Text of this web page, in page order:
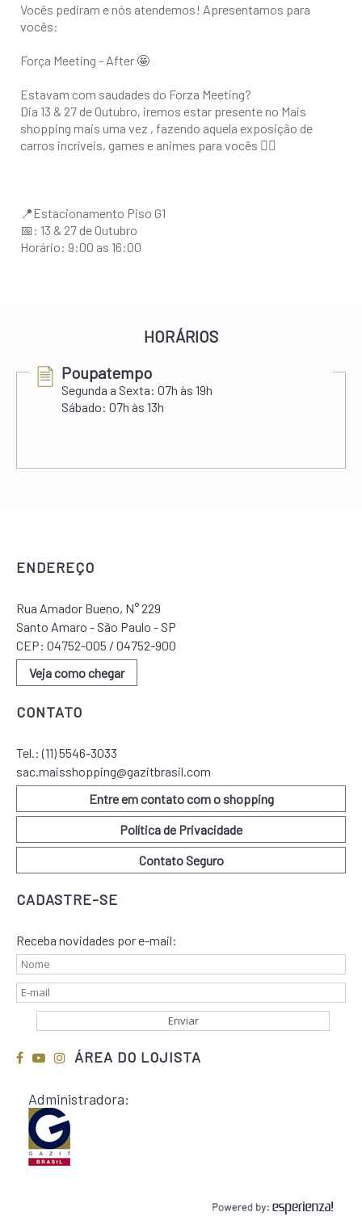
Vocês pediram e nós atendemos! Apresentamos para
vocês:
Força Meeting - After 🤩
Estavam com saudades do Forza Meeting?
Dia 13 & 27 de Outubro, iremos estar presente no Mais
shopping mais uma vez , fazendo aquela exposição de
carros incríveis, games e animes para vocês ❤️‍🔥
📍Estacionamento Piso G1
📅: 13 & 27 de Outubro
Horário: 9:00 as 16:00
HORÁRIOS
Poupatempo
Segunda a Sexta: 07h às 19h
Sábado: 07h às 13h
ENDEREÇO
Rua Amador Bueno, N° 229
Santo Amaro - São Paulo - SP
CEP: 04752-005 / 04752-900
Veja como chegar
CONTATO
Tel.:(11) 5546-3033
sac.maisshopping@gazitbrasil.com
Entre em contato com o shopping
Política de Privacidade
Contato Seguro
CADASTRE-SE
Receba novidades por e-mail:
ÁREA DO LOJISTA
Administradora: